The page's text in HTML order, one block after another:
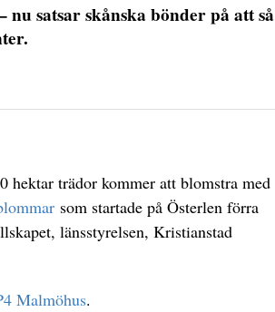
satsar skånska bönder på att så
hektar trädor kommer att blomstra med
som startade på Österlen förra
länsstyrelsen, Kristianstad
Malmöhus.